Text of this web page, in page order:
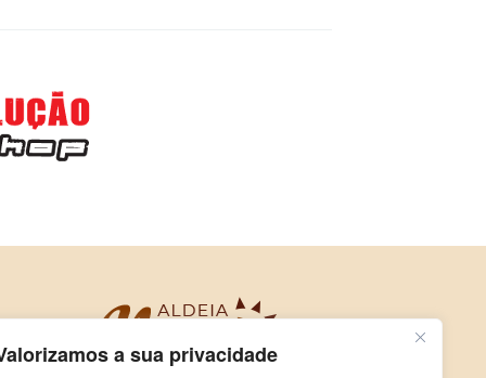
a sua privacidade